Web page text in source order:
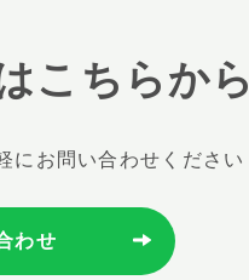
こちらから
にお問い合わせください
わせ